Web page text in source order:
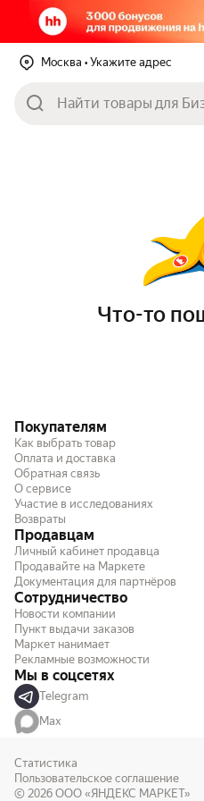
Москва • Укажите адрес
Что-то
Покупателям
Как выбрать товар
Оплата и доставка
Обратная связь
О сервисе
Участие в исследованиях
Возвраты
Продавцам
Личный кабинет продавца
Продавайте на Маркете
Документация для партнёров
Сотрудничество
Новости компании
Пункт выдачи заказов
Маркет нанимает
Рекламные возможности
Мы в соцсетях
Telegram
Max
Статистика
Пользовательское соглашение
© 2026 ООО «ЯНДЕКС МАРКЕТ»